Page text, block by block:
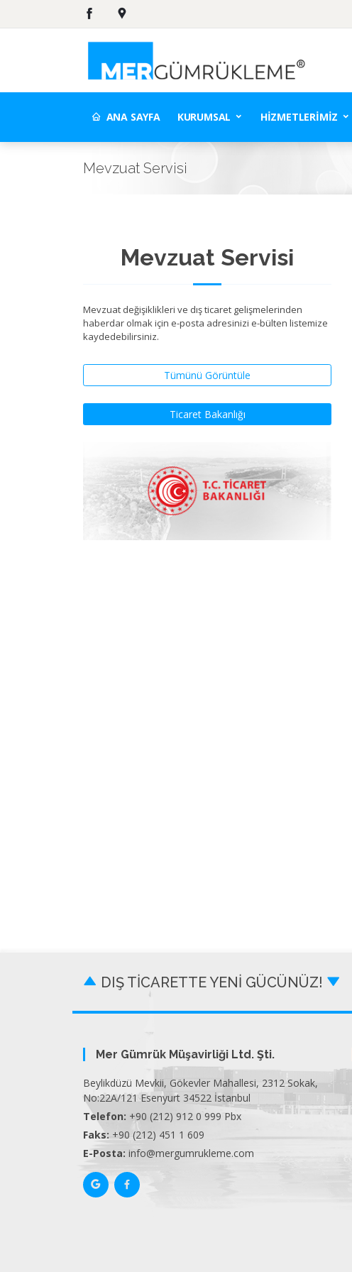
ANA SAYFA KURUMSAL HIZMETLERIMIZ
Mevzuat Servisi
Mevzuat Servisi
Mevzuat değişiklikleri ve dış ticaret gelişmelerinden
haberdar olmak için e-posta adresinizi e-bülten listemize
kaydedebilirsiniz.
Tümünü Görüntüle
Ticaret Bakanlığı
DIŞ TİCARETTE YENİ GÜCÜNÜZ!
Mer Gümrük Müşavirliği Ltd. Şti.
Beylikdüzü Mevkii, Gökevler Mahallesi, 2312 Sokak,
No:22A/121 Esenyurt 34522 İstanbul
Telefon: +90 (212) 912 0 999 Pbx
Faks: +90 (212) 451 1 609
E-Posta: info@mergumrukleme.com